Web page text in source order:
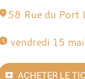
58 Rue du Port
vendredi 15
ACHETER LE